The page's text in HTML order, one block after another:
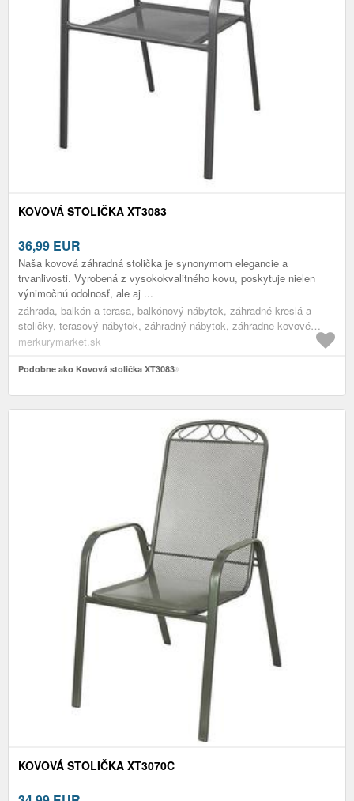
KOVOVÁ STOLIČKA XT3083
36,99 EUR
Naša kovová záhradná stolička je synonymom elegancie a
trvanlivosti. Vyrobená z vysokokvalitného kovu, poskytuje nielen
výnimočnú odolnosť, ale aj ...
záhrada, balkón a terasa, balkónový nábytok, záhradné kreslá a
stoličky, terasový nábytok, záhradný nábytok, záhradne kovové
kreslá
merkurymarket.sk
Podobne ako Kovová stolička XT3083
KOVOVÁ STOLIČKA XT3070C